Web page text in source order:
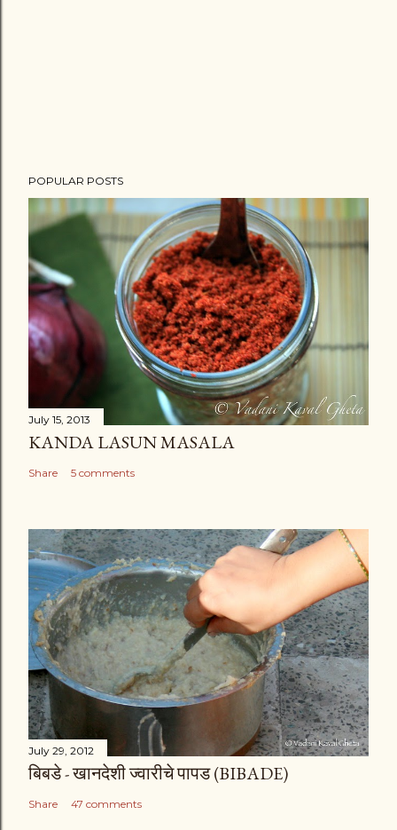
POPULAR POSTS
July 15, 2013
KANDA LASUN MASALA
Share 5 comments
July 29, 2012
बिबडे - खानदेशी ज्वारीचे पापड (BIBADE)
Share 47 comments